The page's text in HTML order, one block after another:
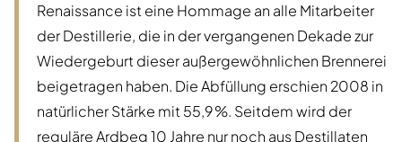
Renaissance ist eine Hommage an alle Mitarbeiter
der Destillerie, die in der vergangenen Dekade zur
Wiedergeburt dieser außergewöhnlichen Brennerei
beigetragen haben. Die Abfüllung erschien 2008 in
natürlicher Stärke mit 55,9 %. Seitdem wird der
reguläre Ardbeg 10 Jahre nur noch aus Destillaten